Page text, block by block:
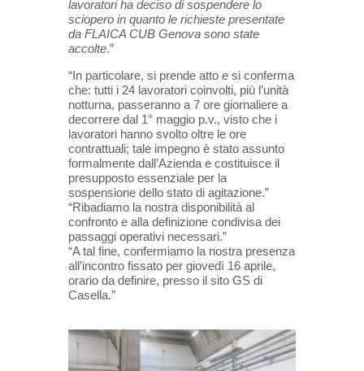
lavoratori ha deciso di sospendere lo
sciopero in quanto le richieste presentate
da FLAICA CUB Genova sono state
accolte.”
“In particolare, si prende atto e si conferma
che: tutti i 24 lavoratori coinvolti, più l’unità
notturna, passeranno a 7 ore giornaliere a
decorrere dal 1° maggio p.v., visto che i
lavoratori hanno svolto oltre le ore
contrattuali; tale impegno è stato assunto
formalmente dall’Azienda e costituisce il
presupposto essenziale per la
sospensione dello stato di agitazione.”
“Ribadiamo la nostra disponibilità al
confronto e alla definizione condivisa dei
passaggi operativi necessari.”
“A tal fine, confermiamo la nostra presenza
all’incontro fissato per giovedì 16 aprile,
orario da definire, presso il sito GS di
Casella.”